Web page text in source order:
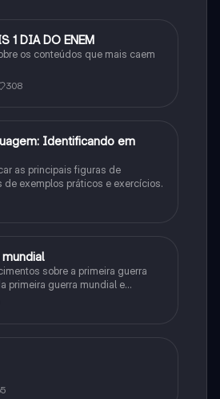
1 DIA DO ENEM
os conteúdos que mais caem
308
Identificando em
as principais figuras de
de exemplos práticos e exercícios.
sobre a primeira guerra
primeira guerra mundial e
Primeira Guerra Mundial, fases da